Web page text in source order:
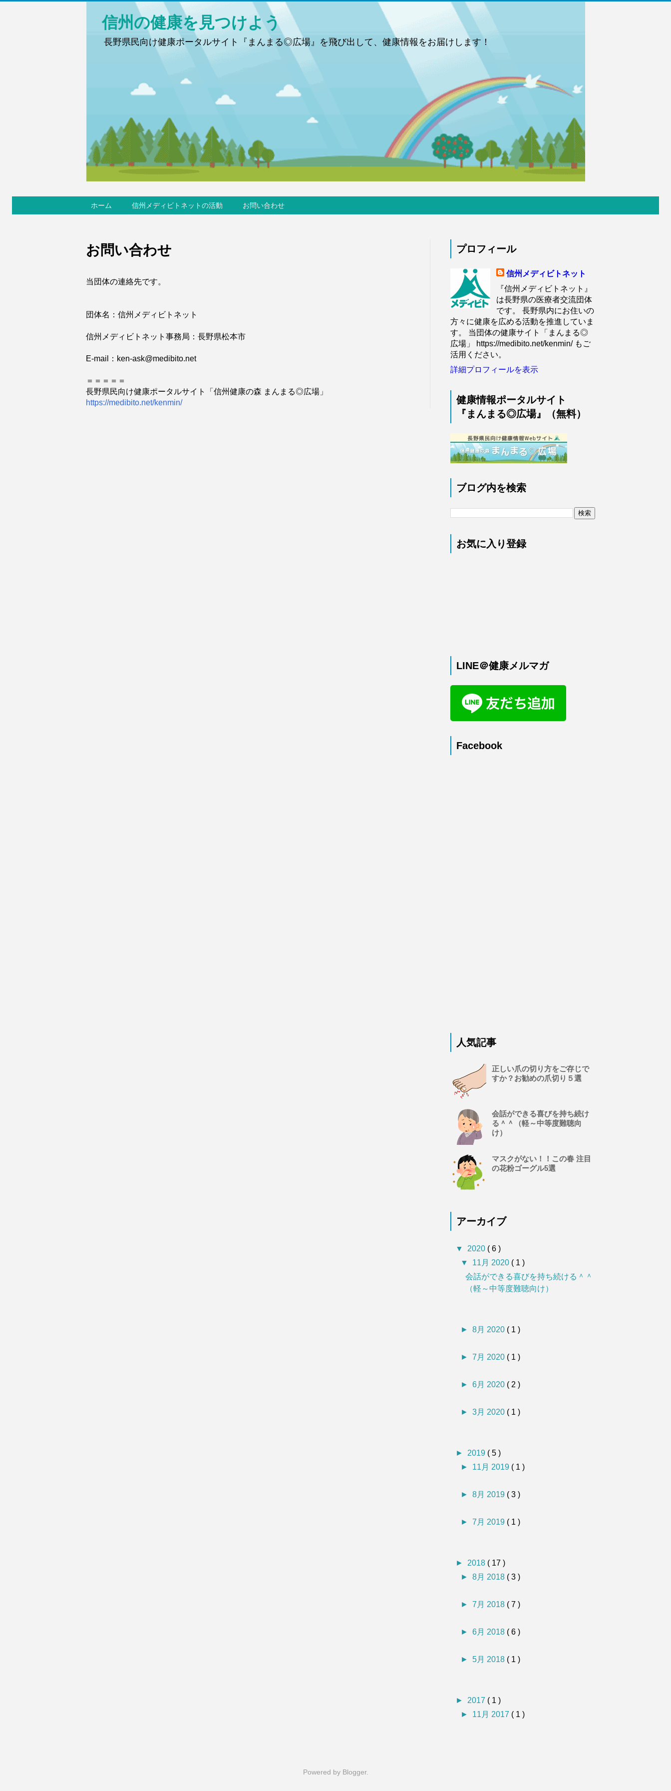
信州の健康を見つけよう
長野県民向け健康ポータルサイト『まんまる◎広場』を飛び出して、健康情報をお届けします！
ホーム 信州メディビトネットの活動 お問い合わせ
お問い合わせ
当団体の連絡先です。
団体名：信州メディビトネット
信州メディビトネット事務局：長野県松本市
E-mail：ken-ask@medibito.net
＝＝＝＝＝
長野県民向け健康ポータルサイト「信州健康の森 まんまる◎広場」
https://medibito.net/kenmin/
プロフィール
信州メディビトネット
『信州メディビトネット』
は長野県の医療者交流団体
です。 長野県内にお住いの
方々に健康を広める活動を推進していま
す。 当団体の健康サイト「まんまる◎
広場」 https://medibito.net/kenmin/ もご
活用ください。
詳細プロフィールを表示
健康情報ポータルサイト
『まんまる◎広場』（無料）
ブログ内を検索
お気に入り登録
LINE＠健康メルマガ
Facebook
人気記事
正しい爪の切り方をご存じで
すか？お勧めの爪切り５選
会話ができる喜びを持ち続け
る＾＾（軽～中等度難聴向
け）
マスクがない！！この春 注目
の花粉ゴーグル5選
アーカイブ
▼ 2020 ( 6 )
▼ 11月 2020 ( 1 )
会話ができる喜びを持ち続ける＾＾
（軽～中等度難聴向け）
► 8月 2020 ( 1 )
► 7月 2020 ( 1 )
► 6月 2020 ( 2 )
► 3月 2020 ( 1 )
► 2019 ( 5 )
► 11月 2019 ( 1 )
► 8月 2019 ( 3 )
► 7月 2019 ( 1 )
► 2018 ( 17 )
► 8月 2018 ( 3 )
► 7月 2018 ( 7 )
► 6月 2018 ( 6 )
► 5月 2018 ( 1 )
► 2017 ( 1 )
► 11月 2017 ( 1 )
Powered by Blogger.